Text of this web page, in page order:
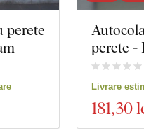
perete
perete -
Livrare
181,30